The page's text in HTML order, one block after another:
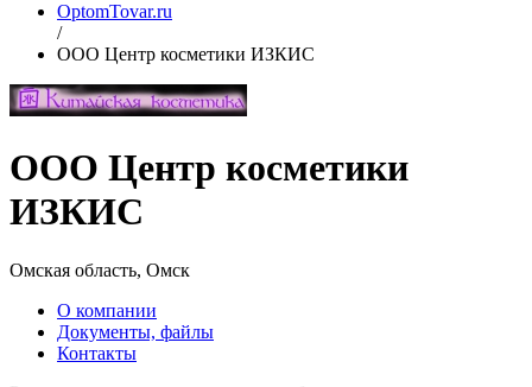
OptomTovar.ru
/
ООО Центр косметики ИЗКИС
ООО Центр косметики
ИЗКИС
Омская область, Омск
О компании
Документы, файлы
Контакты